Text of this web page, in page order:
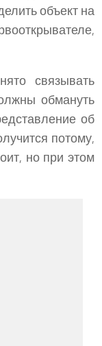
объект на
связывать
обмануть
об
потому,
но при этом